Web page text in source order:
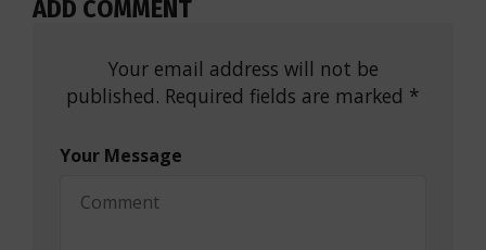
ADD COMMENT
Your email address will not be
published. Required fields are marked *
Your Message